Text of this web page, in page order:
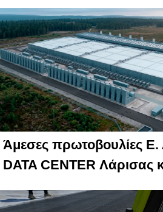
Άμεσες πρωτοβουλίες Ε.
DATA CENTER Λάρισας